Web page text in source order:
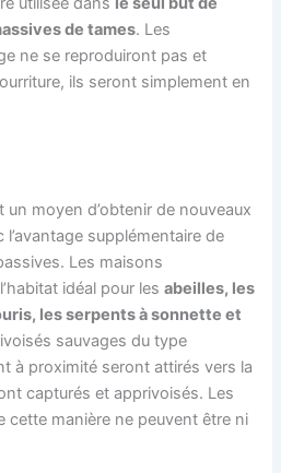
de tames. Les
ne se reproduiront pas et
ils seront simplement en
un moyen d’obtenir de nouveaux
supplémentaire de
Les maisons
idéal pour lesabeilles, les
les serpents à sonnette et
sauvages du type
à proximité seront attirés vers la
capturés et apprivoisés. Les
cette manière ne peuvent être ni